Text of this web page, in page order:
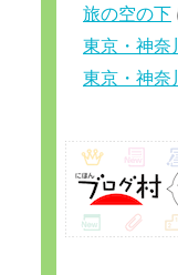
旅の空の下
東京・神奈
東京・神奈